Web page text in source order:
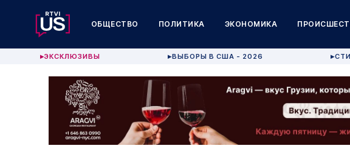
ОБЩЕСТВО ПОЛИТИКА ЭКОНОМИКА
▶ЭКСКЛЮЗИВЫ ▶ВЫБОРЫ В США - 2026 ▶